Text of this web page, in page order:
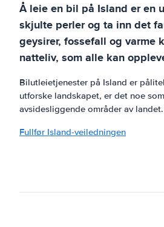
Å leie en bil på Island er en
skjulte perler og ta inn det
geysirer, fossefall og
natteliv, som alle kan
Bilutleietjenester på Island er
utforske landskapet, er det noe
avsidesliggende områder av
Fullfør Island-veiledningen